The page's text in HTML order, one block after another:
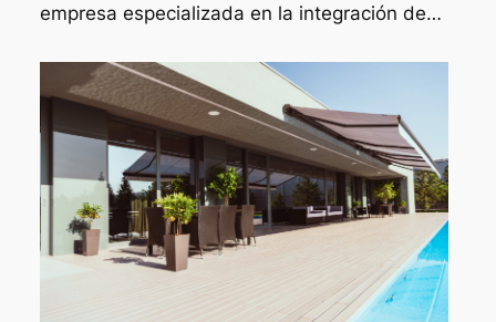
empresa especializada en la integración de…